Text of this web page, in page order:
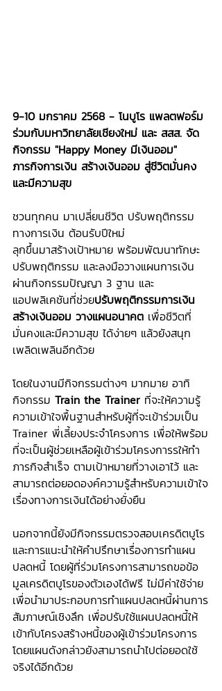
9-10 มกราคม 2568 - โนบูโร แพลตฟอร์ม
ร่วมกับมหาวิทยาลัยเชียงใหม่ และ สสส. จัด
กิจกรรม "Happy Money มีเงินออม"
ภารกิจการเงิน สร้างเงินออม สู่ชีวิตมั่นคง
และมีความสุข
ชวนทุกคน มาเปลี่ยนชีวิต ปรับพฤติกรรม
ทางการเงิน ต้อนรับปีใหม่
ลุกขึ้นมาสร้างเป้าหมาย พร้อมพัฒนาทักษะ
ปรับพฤติกรรม และลงมือวางแผนการเงิน
ผ่านกิจกรรมปัญญา 3 ฐาน และ
แอปพลิเคชันที่ช่วยปรับพฤติกรรมการเงิน
สร้างเงินออม วางแผนอนาคต เพื่อชีวิตที่
มั่นคงและมีความสุข ได้ง่ายๆ แล้วยังสนุก
เพลิดเพลินอีกด้วย
โดยในงานมีกิจกรรมต่างๆ มากมาย อาทิ
กิจกรรม Train the Trainer ที่จะให้ความรู้
ความเข้าใจพื้นฐานสำหรับผู้ที่จะเข้าร่วมเป็น
Trainer พี่เลี้ยงประจำโครงการ เพื่อให้พร้อม
ที่จะเป็นผู้ช่วยเหลือผู้เข้าร่วมโครงการรให้ทำ
ภารกิจสำเร็จ ตามเป้าหมายที่วางเอาไว้ และ
สามารถต่อยอดองค์ความรู้สำหรับความเข้าใจ
เรื่องทางการเงินได้อย่างยั่งยืน
นอกจากนี้ยังมีกิจกรรมตรวจสอบเครดิตบูโร
และการแนะนำให้คำปรึกษาเรื่องการทำแผน
ปลดหนี้ โดยผู้ที่ร่วมโครงการสามารถขอข้อ
มูลเครดิตบูโรของตัวเองได้ฟรี ไม่มีค่าใช้จ่าย
เพื่อนำมาประกอบการทำแผนปลดหนี้ผ่านการ
สัมภาษณ์เชิงลึก เพื่อปรับใช้แผนปลดหนี้ให้
เข้ากับโครงสร้างหนี้ของผู้เข้าร่วมโครงการ
โดยแผนดังกล่าวยังสามารถนำไปต่อยอดใช้
จริงได้อีกด้วย